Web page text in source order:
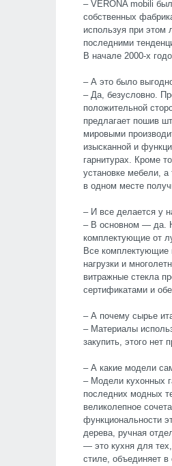
– VERONA mobili
собственных
используя при этом
последними
В начале 2000-х
– А это было
– Да, безусловно.
положительной
предлагает пошив
мировыми
изысканной и
гарнитурах. Кроме
установке мебели,
в одном месте
– И все делается у
– В основном — да.
комплектующие от
Все комплектующие
нагрузки и
витражные стекла
сертификатами и
– А почему сырье
– Материалы
закупить, этого нет
– А какие модели
– Модели кухонных
последних модных
великолепное
функциональности
дерева, ручная
— это кухня для
стиле, объединяет в